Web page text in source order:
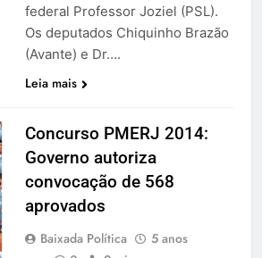
federal Professor Joziel (PSL).
Os deputados Chiquinho Brazão
(Avante) e Dr….
Leia mais
Concurso PMERJ 2014:
Governo autoriza
convocação de 568
aprovados
Baixada Política
5 anos